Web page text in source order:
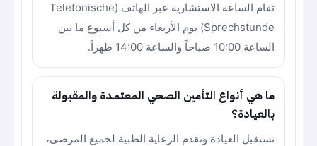
تقام الساعة الاستشارية عبر الهاتف (Telefonische
Sprechstunde) يوم الأربعاء من كل أسبوع ما بين
الساعة 10:00 صباحاً والساعة 14:00 ظهراً.
ما هي أنواع التأمين الصحي المعتمدة والمقبولة
بالعيادة؟
تستقبل العيادة وتقدم الرعاية الطبية لجميع المرضى،